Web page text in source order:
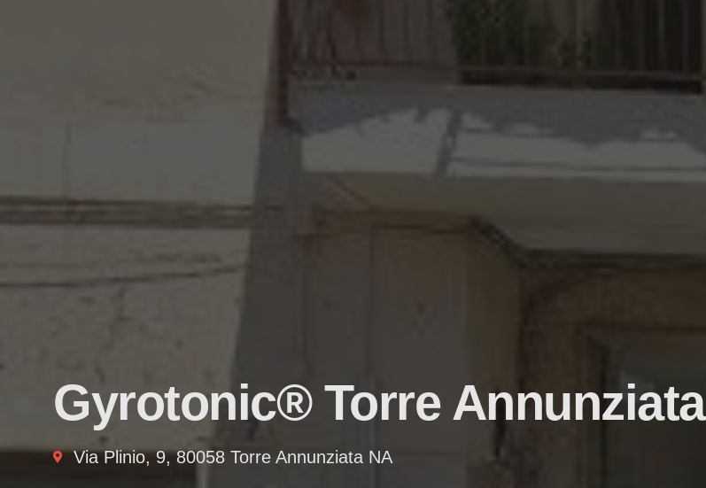
Gyrotonic® Torre Annunziata
Via Plinio, 9, 80058 Torre Annunziata NA